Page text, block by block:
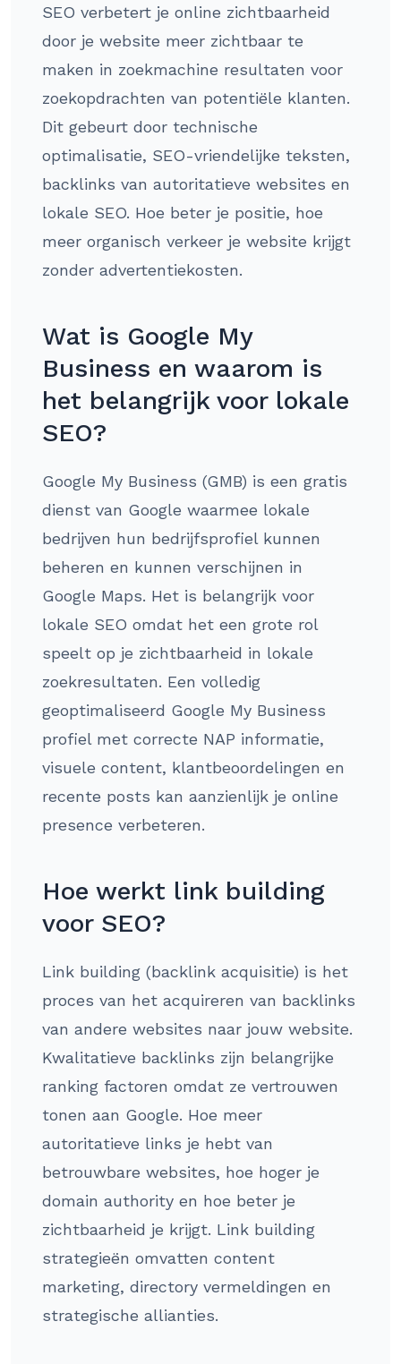
SEO verbetert je online zichtbaarheid
door je website meer zichtbaar te
maken in zoekmachine resultaten voor
zoekopdrachten van potentiële klanten.
Dit gebeurt door technische
optimalisatie, SEO-vriendelijke teksten,
backlinks van autoritatieve websites en
lokale SEO. Hoe beter je positie, hoe
meer organisch verkeer je website krijgt
zonder advertentiekosten.
Wat is Google My
Business en waarom is
het belangrijk voor lokale
SEO?
Google My Business (GMB) is een gratis
dienst van Google waarmee lokale
bedrijven hun bedrijfsprofiel kunnen
beheren en kunnen verschijnen in
Google Maps. Het is belangrijk voor
lokale SEO omdat het een grote rol
speelt op je zichtbaarheid in lokale
zoekresultaten. Een volledig
geoptimaliseerd Google My Business
profiel met correcte NAP informatie,
visuele content, klantbeoordelingen en
recente posts kan aanzienlijk je online
presence verbeteren.
Hoe werkt link building
voor SEO?
Link building (backlink acquisitie) is het
proces van het acquireren van backlinks
van andere websites naar jouw website.
Kwalitatieve backlinks zijn belangrijke
ranking factoren omdat ze vertrouwen
tonen aan Google. Hoe meer
autoritatieve links je hebt van
betrouwbare websites, hoe hoger je
domain authority en hoe beter je
zichtbaarheid je krijgt. Link building
strategieën omvatten content
marketing, directory vermeldingen en
strategische allianties.